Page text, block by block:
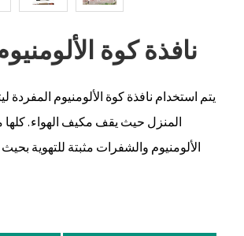
نافذة كوة
يتم استخدام نافذة كوة الألومنيوم المفردة
المنزل حيث يقف مكيف الهواء.
الألومنيوم والشفرات مثبتة للتهوية